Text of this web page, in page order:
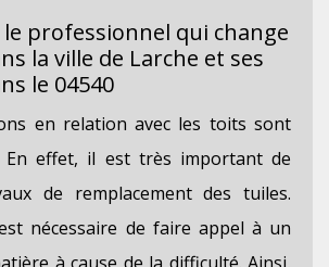
le professionnel qui change
la ville de Larche et ses
le 04540
en relation avec les toits sont
En effet, il est très important de
de remplacement des tuiles.
nécessaire de faire appel à un